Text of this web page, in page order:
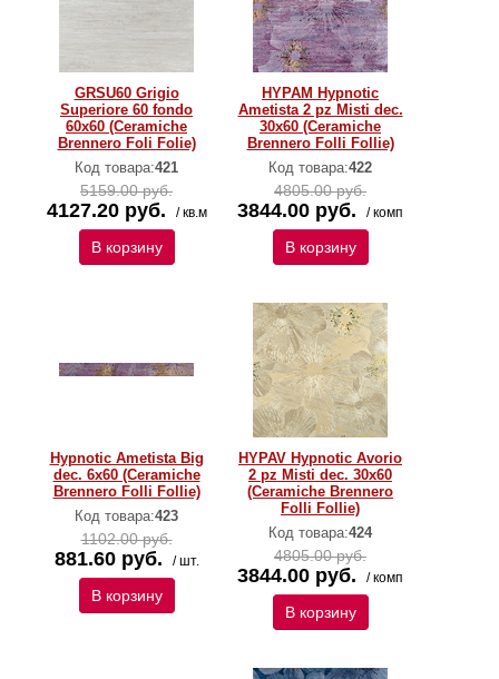
GRSU60 Grigio
Superiore 60 fondo
60x60 (Ceramiche
Brennero Foli Folie)
Код товара:421
5159.00 руб.
4127.20 руб. / кв.м
В корзину
HYPAM Hypnotic
Ametista 2 pz Misti dec.
30x60 (Ceramiche
Brennero Folli Follie)
Код товара:422
4805.00 руб.
3844.00 руб. / комп
В корзину
Hypnotic Ametista Big
dec. 6x60 (Ceramiche
Brennero Folli Follie)
Код товара:423
1102.00 руб.
881.60 руб. / шт.
В корзину
HYPAV Hypnotic Avorio
2 pz Misti dec. 30x60
(Ceramiche Brennero
Folli Follie)
Код товара:424
4805.00 руб.
3844.00 руб. / комп
В корзину